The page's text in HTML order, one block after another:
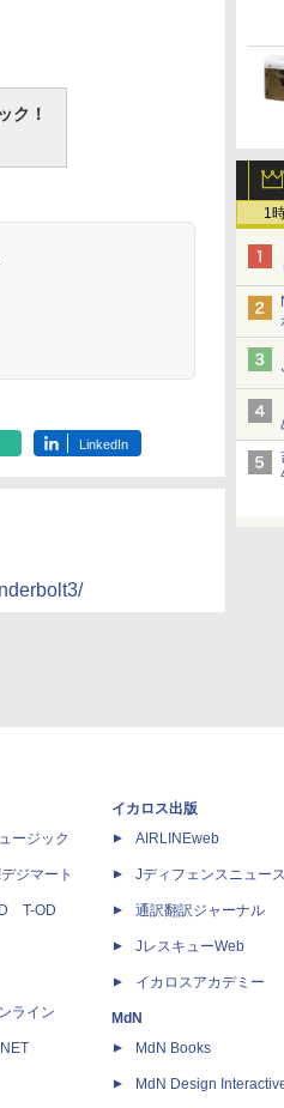
1
ク！
LinkedIn
ージック
ジマート
T-OD
ライン
イカロス出版
AIRLINEweb
Jディフェンスニュース
通訳翻訳ジャーナル
JレスキューWeb
イカロスアカデミー
MdN
MdN Books
MdN Design